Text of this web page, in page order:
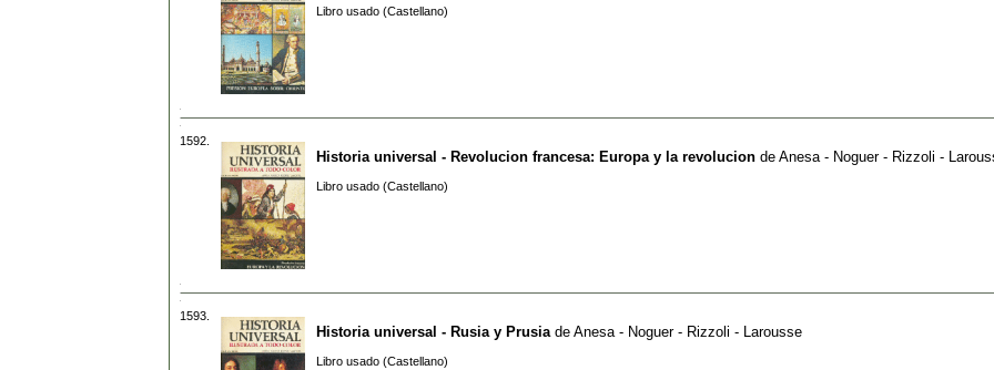
Libro usado (Castellano)
1592.
Historia universal - Revolucion francesa: Europa y la revolucion de Anesa - Noguer - Rizzoli -
Libro usado (Castellano)
1593.
Historia universal - Rusia y Prusia de Anesa - Noguer - Rizzoli - Larousse
Libro usado (Castellano)